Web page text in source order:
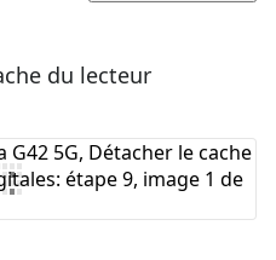
commentairedu lecteur